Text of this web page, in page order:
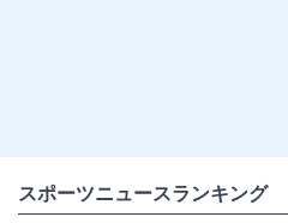
スポーツニュースランキング